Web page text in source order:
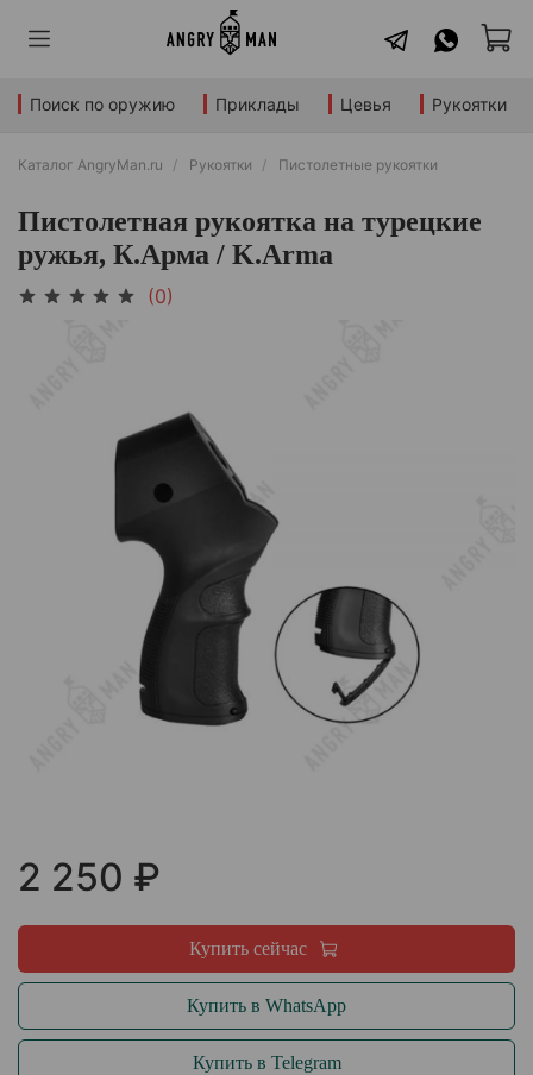
Поиск по оружию Приклады Цевья Рукоятки
Каталог AngryMan.ru Рукоятки Пистолетные рукоятки
Пистолетная рукоятка на турецкие
ружья, К.Арма / K.Arma
(0)
2 250 ₽
Купить сейчас
Купить в WhatsApp
Купить в Telegram